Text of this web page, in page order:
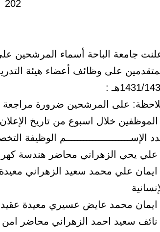
جامعة الباحة أسماء
على وظائف أعضاء هيئة
1432هـ :
على المرشحين ضرورة مراجعة
خلال اسبوع من تاريخ الإعلان 15/ 8 / 1432 هـ
الإســــــــــــــــــــــم الوظيفة
2 ايمان علي محمد سعيد الزهراني
5 نائف سعيد احمد الزهراني محاضر امن